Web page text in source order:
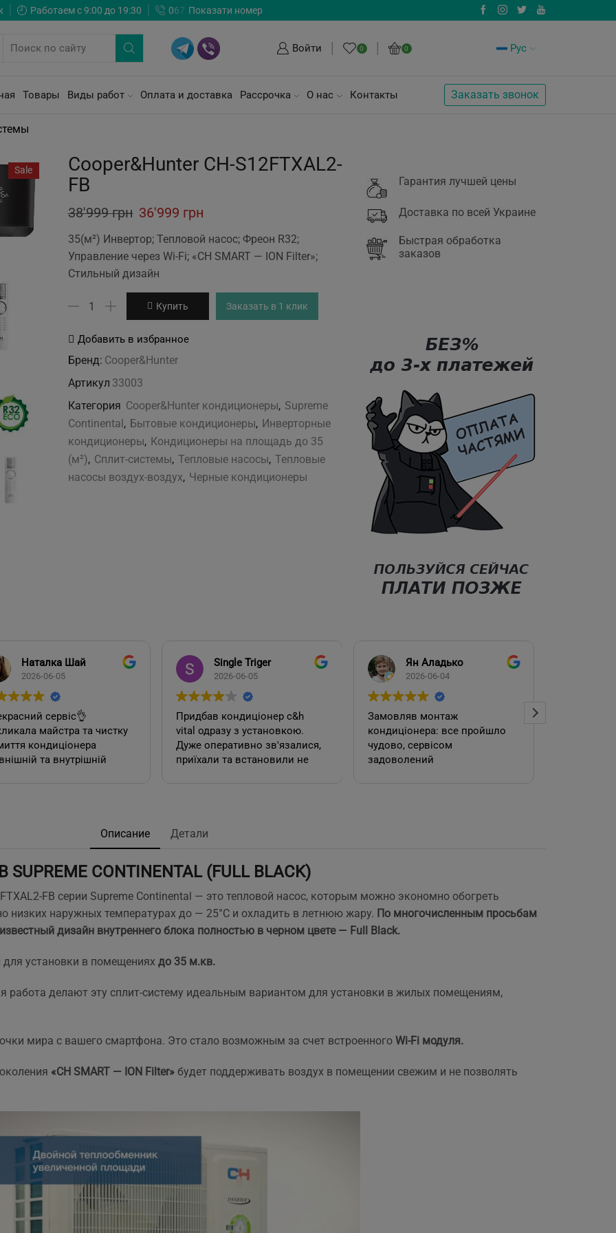
Работаем с 9:00 до 19:30 067 Показати номер
Войти 0 0 Рус
Товары Виды работ Оплата и доставка Рассрочка О нас Контакты Заказать звонок
Sale
Cooper&Hunter CH-S12FTXAL2-
FB
38'999грн Original
price
was:
38'999 грн.
36'999 грн
price
is:
35(м²) Инвертор; Тепловой насос; Фреон R32;
Управление через Wi-Fi; «CH SMART — ION Filter»;
Стильный дизайн
Количество
Cooper&Hunter
CH-
FB
Купить Заказать в 1 клик
Добавить в избранное
Бренд: Cooper&Hunter
Артикул 33003
Категория Cooper&Hunter кондиционеры, Supreme
Continental, Бытовые кондиционеры, Инверторные
кондиционеры, Кондиционеры на площадь до 35
(м²), Сплит-системы, Тепловые насосы, Тепловые
насосы воздух-воздух, Черные кондиционеры
Гарантия лучшей цены
Доставка по всей Украине
Быстрая обработка
заказов
Наталка Шай
2026-06-05
сервіс👌
майстра та чистку
кондиціонера
та внутрішній
у цієї фірми 2
Задоволена,
їх, так і
їх
неодмінно звертатись
рекомендувати!
Single Triger
2026-06-05
Придбав кондиціонер c&h
vital одразу з установкою.
Дуже оперативно зв'язалися,
приїхали та встановили не
пропозиція, акційної
придбання кондиціонеру
саме в цьому магазині. Але
ж по факту стандартна
установка в стандартній
панельній 12 поверхів ці
вийшла знову ж така сама,
магазинах. Тому перевага
можливість розрахунку на
Ян Аладько
2026-06-04
Замовляв монтаж
кондиціонера: все пройшло
чудово, сервісом
задоволений
Описание Детали
CONTINENTAL (FULL BLACK)
FB серии Supreme Continental — это тепловой насос, которым можно экономно обогреть
низких наружных температурах до — 25°С и охладить в летнюю жару. По многочисленным просьбам
дизайн внутреннего блока полностью в черном цвете — Full Black.
для установки в помещениях до 35 м.кв.
работа делают эту сплит-систему идеальным вариантом для установки в жилых помещениям,
мира с вашего смартфона. Это стало возможным за счет встроенного Wi-Fi модуля.
«CH SMART — ION Filter» будет поддерживать воздух в помещении свежим и не позволять